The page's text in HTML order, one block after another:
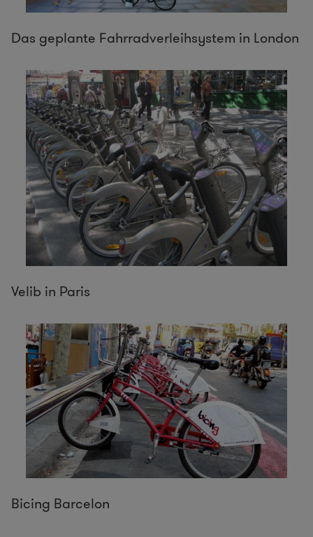
Das geplante Fahrradverleihsystem in London
Velib in Paris
Bicing Barcelon